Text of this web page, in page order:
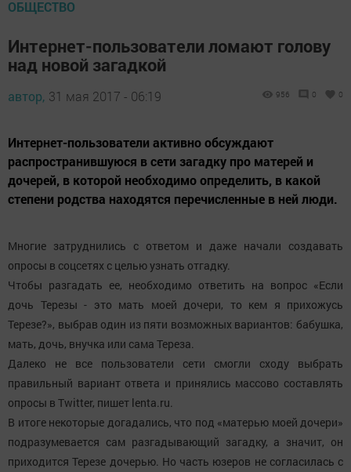
ОБЩЕСТВО
Интернет-пользователи ломают голову
над новой загадкой
автор, 31 мая 2017 - 06:19 956 0 0
Интернет-пользователи активно обсуждают
распространившуюся в сети загадку про матерей и
дочерей, в которой необходимо определить, в какой
степени родства находятся перечисленные в ней люди.
Многие затруднились с ответом и даже начали создавать
опросы в соцсетях с целью узнать отгадку.
Чтобы разгадать ее, необходимо ответить на вопрос «Если
дочь Терезы - это мать моей дочери, то кем я прихожусь
Терезе?», выбрав один из пяти возможных вариантов: бабушка,
мать, дочь, внучка или сама Тереза.
Далеко не все пользователи сети смогли сходу выбрать
правильный вариант ответа и принялись массово составлять
опросы в Twitter, пишет lenta.ru.
В итоге некоторые догадались, что под «матерью моей дочери»
подразумевается сам разгадывающий загадку, а значит, он
приходится Терезе дочерью. Но часть юзеров не согласилась с